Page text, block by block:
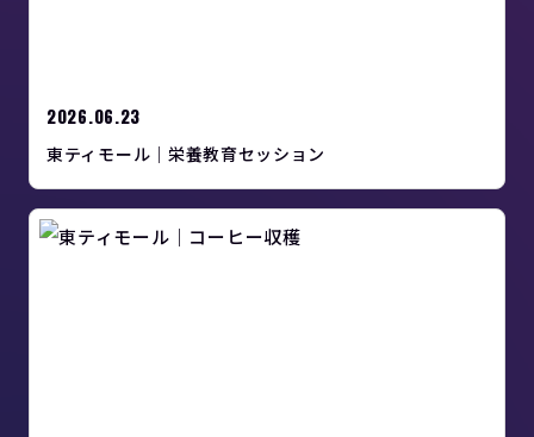
2026.06.23
東ティモール｜栄養教育セッション